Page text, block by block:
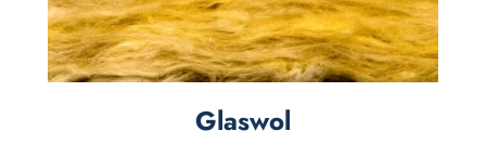
Glaswol